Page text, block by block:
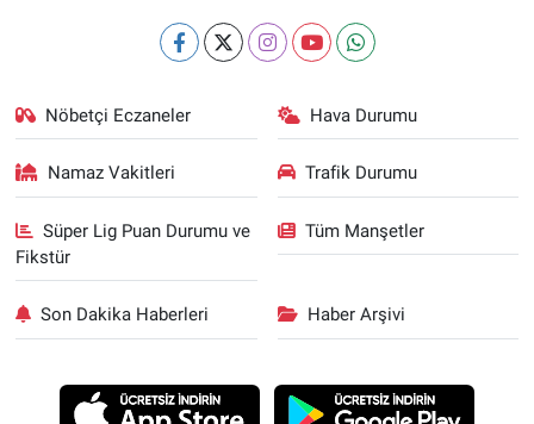
Nöbetçi Eczaneler Hava Durumu
Namaz Vakitleri Trafik Durumu
Süper Lig Puan Durumu ve
Fikstür
Tüm Manşetler
Son Dakika Haberleri Haber Arşivi